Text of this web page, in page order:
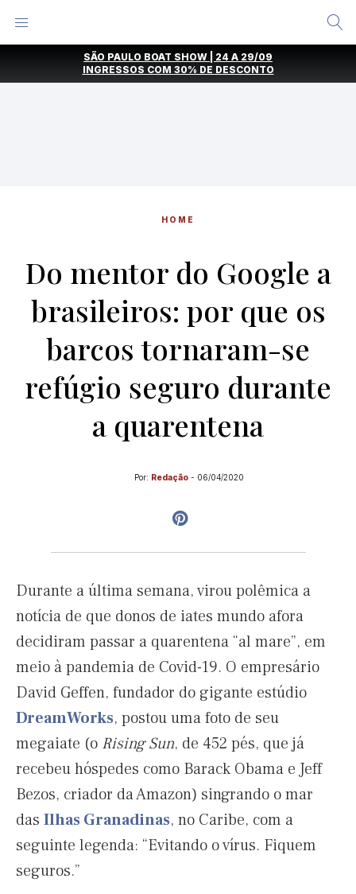
SÃO PAULO BOAT SHOW | 24 A 29/09
INGRESSOS COM 30% DE DESCONTO
HOME
Do mentor do Google a
brasileiros: por que os
barcos tornaram-se
refúgio seguro durante
a quarentena
Por: Redação - 06/04/2020
Durante a última semana, virou polêmica a
notícia de que donos de iates mundo afora
decidiram passar a quarentena “al mare”, em
meio à pandemia de Covid-19. O empresário
David Geffen, fundador do gigante estúdio
DreamWorks, postou uma foto de seu
megaiate (o Rising Sun, de 452 pés, que já
recebeu hóspedes como Barack Obama e Jeff
Bezos, criador da Amazon) singrando o mar
das Ilhas Granadinas, no Caribe, com a
seguinte legenda: “Evitando o vírus. Fiquem
seguros.”